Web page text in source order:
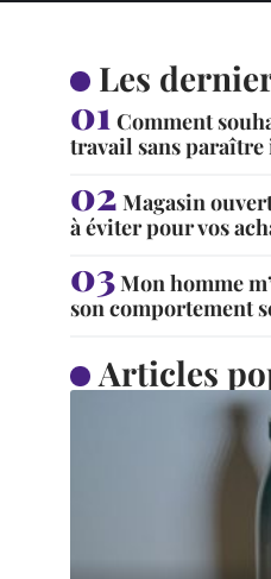
Les
Comment
travail sans
Magasin
à éviter pour vos
Mon homme
son comportement
Articles